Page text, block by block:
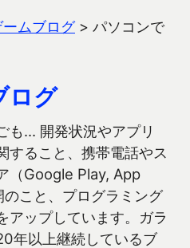
ムブログ> パソコンで
ログ
も… 開発状況やアプリ
すること、携帯電話やス
（Google Play, App
こと、プログラミング
アップしています。ガラ
年以上継続しているブ